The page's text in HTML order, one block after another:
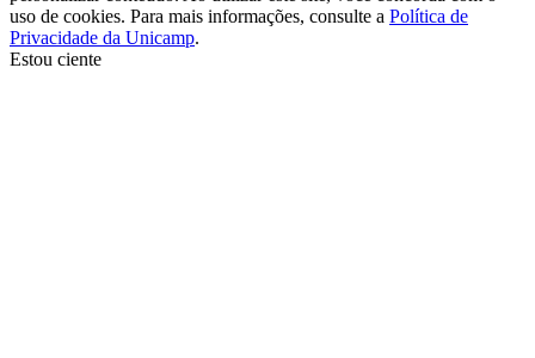
uso de cookies. Para mais informações, consulte a Política de
Privacidade da Unicamp.
Estou ciente